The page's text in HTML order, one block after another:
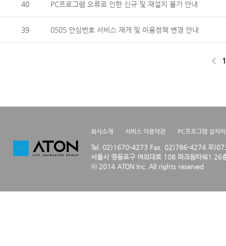
40 PC프로그램 오류로 인한 신규 및 재설치 불가 안내
39 0505 안심번호 서비스 재개 및 이용정책 변경 안내
< 1
회사소개 서비스 이용약관 PC프로그램 설치
Tel. 02)1670-4273 Fax. 02)786-4274 우
서울시 영등포구 여의대로 108 파크원타워1 26
ⓒ 2014 ATON Inc. All rights reserved